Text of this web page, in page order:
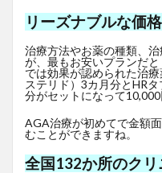
リーズナブルな価
治療方法やお薬の種類、
が、最もお安いプランだ
では効果が認められた治
ステリド）3カ月分とHR
分がセットになって
AGA治療が初めてで金額
むことができますね。
全国132か所のク